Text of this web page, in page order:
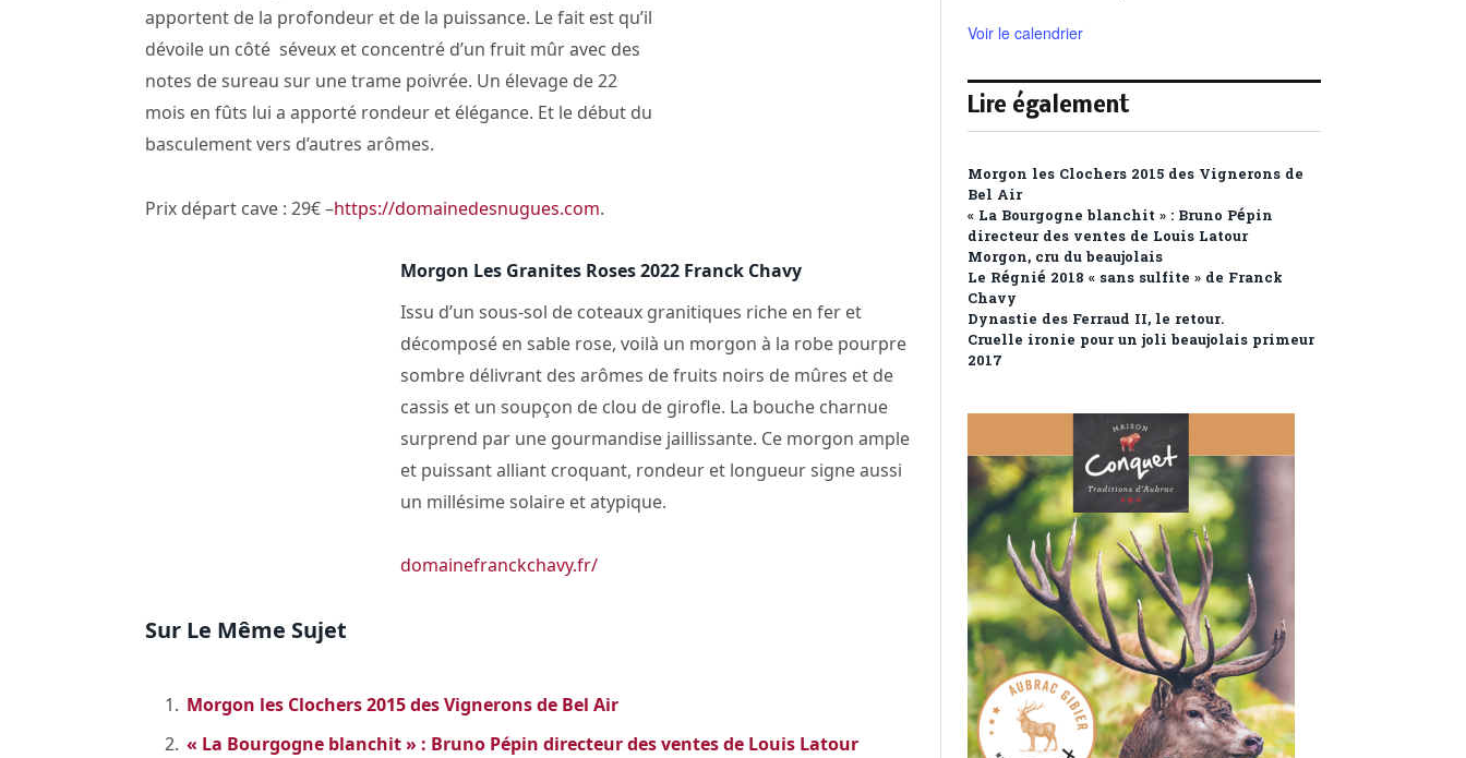
apportent de la profondeur et de la puissance. Le fait est qu’il
dévoile un côté séveux et concentré d’un fruit mûr avec des
notes de sureau sur une trame poivrée. Un élevage de 22
mois en fûts lui a apporté rondeur et élégance. Et le début du
basculement vers d’autres arômes.
Prix départ cave : 29€ –https://domainedesnugues.com.
Morgon Les Granites Roses 2022 Franck Chavy
Issu d’un sous-sol de coteaux granitiques riche en fer et
décomposé en sable rose, voilà un morgon à la robe pourpre
sombre délivrant des arômes de fruits noirs de mûres et de
cassis et un soupçon de clou de girofle. La bouche charnue
surprend par une gourmandise jaillissante. Ce morgon ample
et puissant alliant croquant, rondeur et longueur signe aussi
un millésime solaire et atypique.
domainefranckchavy.fr/
Sur Le Même Sujet
Morgon les Clochers 2015 des Vignerons de Bel Air
« La Bourgogne blanchit » : Bruno Pépin directeur des ventes de Louis Latour
Voir le calendrier
Lire également
Morgon les Clochers 2015 des Vignerons de
Bel Air
« La Bourgogne blanchit » : Bruno Pépin
directeur des ventes de Louis Latour
Morgon, cru du beaujolais
Le Régnié 2018 « sans sulfite » de Franck
Chavy
Dynastie des Ferraud II, le retour.
Cruelle ironie pour un joli beaujolais primeur
2017